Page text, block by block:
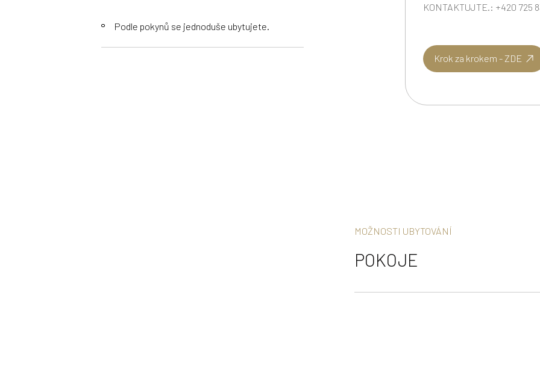
Podle pokynů se jednoduše ubytujete.
KONTAKTUJTE.: +420 725
Krok za krokem - ZDE
MOŽNOSTI UBYTOVÁNÍ
POKOJE